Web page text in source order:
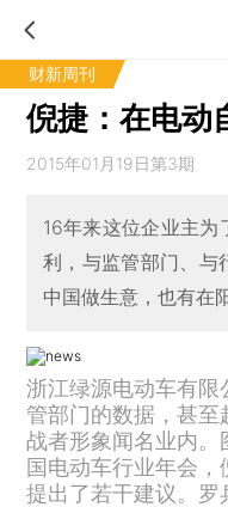
财新周刊
倪捷：在电动
2015年01月19日第3期
16年来这位企业主为
利，与监管部门、与
中国做生意，也有在
浙江绿源电动车有
管部门的数据，甚
战者形象闻名业内。
国电动车行业年会
提出了若干建议。罗